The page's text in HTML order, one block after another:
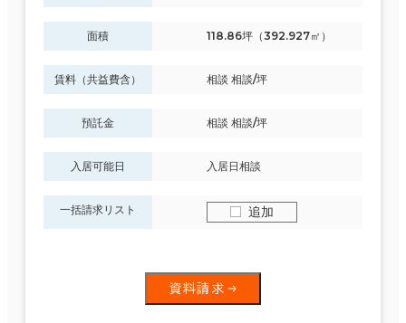
面積 118.86坪（392.927㎡）
賃料（共益費含） 相談 相談/坪
預託金 相談 相談/坪
入居可能日 入居日相談
一括請求リスト 追加
資料請求